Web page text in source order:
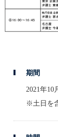
期間
2021年10
※土日を